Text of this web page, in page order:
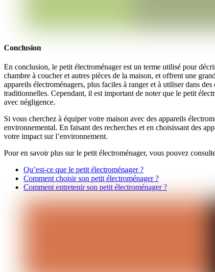
Conclusion
En conclusion, le petit électroménager est un terme utilisé pour
chambre à coucher et autres pièces de la maison, et offrent une
appareils électroménagers, plus faciles à ranger et à utiliser dans
traditionnelles. Cependant, il est important de noter que le petit
avec négligence.
Si vous cherchez à équiper votre maison avec des appareils
environnemental. En faisant des recherches et en choisissant des
votre impact sur l’environnement.
Pour en savoir plus sur le petit électroménager, vous pouvez
Qu’est-ce que le petit électroménager ?
Comment choisir son petit électroménager ?
Comment entretenir son petit électroménager ?